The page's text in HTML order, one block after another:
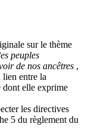
sur le thème
peuples
de nos ancêtres ,
lien entre la
dont elle exprime
les directives
5 du règlement du